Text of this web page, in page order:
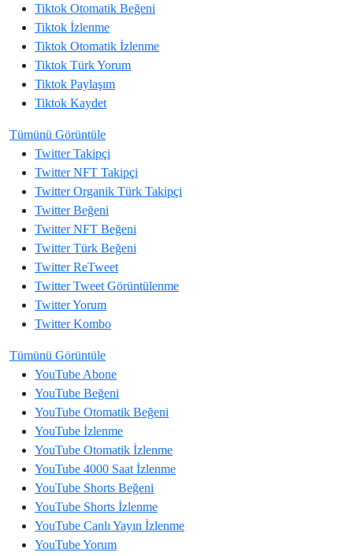
Tiktok Otomatik Beğeni
Tiktok İzlenme
Tiktok Otomatik İzlenme
Tiktok Türk Yorum
Tiktok Paylaşım
Tiktok Kaydet
Tümünü Görüntüle
Twitter Takipçi
Twitter NFT Takipçi
Twitter Organik Türk Takipçi
Twitter Beğeni
Twitter NFT Beğeni
Twitter Türk Beğeni
Twitter ReTweet
Twitter Tweet Görüntülenme
TwitterYorum
Twitter Kombo
Tümünü Görüntüle
YouTube Abone
YouTube Beğeni
YouTube Otomatik Beğeni
YouTube İzlenme
YouTube Otomatik İzlenme
YouTube 4000 Saat İzlenme
YouTube Shorts Beğeni
YouTube Shorts İzlenme
YouTube Canlı Yayın İzlenme
YouTubeYorum